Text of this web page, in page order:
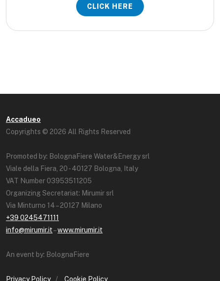
CLICK HERE
Accadueo
Copyrights © 2026 All Rights Reserved
Promoted by: BolognaFiere Water&Energy srl
Viale della Fiera, 20 - 40127 Bologna, Italy
VAT Number 03953511205
Organizing Secretariat: Mirumir srl
Via Minturno 14 – 20127 Milano
+39 0245471111
info@mirumir.it–www.mirumir.it
An event by: BolognaFiere
Privacy Policy / Cookie Policy